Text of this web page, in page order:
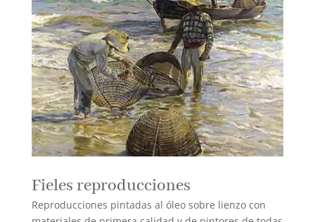
Fieles reproducciones
Reproducciones pintadas al óleo sobre lienzo con